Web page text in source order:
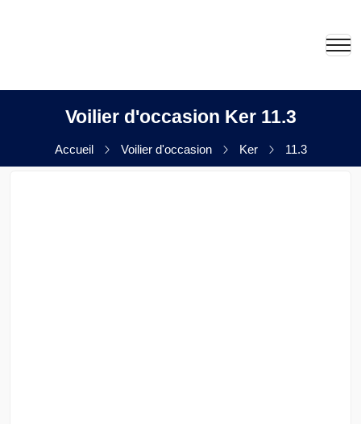
Voilier d'occasion Ker 11.3
Accueil Voilier d'occasion Ker 11.3